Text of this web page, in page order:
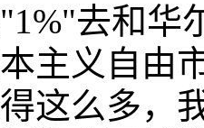
去和华
主义自由
这么多，